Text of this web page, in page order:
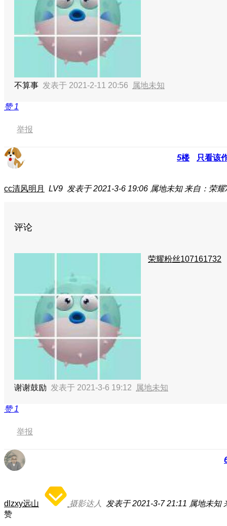
不算事 发表于 2021-2-11 20:56 属地未知
赞1
举报
5楼 只看该
cc清风明月 LV9 发表于 2021-3-6 19:06 属地未知 来自：荣
评论
荣耀粉丝107161732
谢谢鼓励 发表于 2021-3-6 19:12 属地未知
赞1
举报
dlzxy远山 摄影达人 发表于 2021-3-7 21:11 属地未知
赞